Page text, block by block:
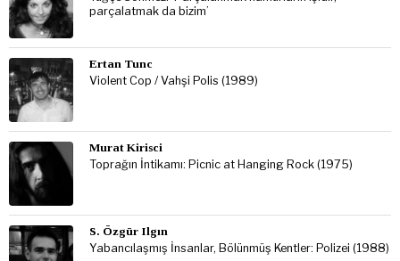
parçalatmak da bizim’
Ertan Tunc
Violent Cop / Vahşi Polis (1989)
Murat Kirisci
Toprağın İntikamı: Picnic at Hanging Rock (1975)
S. Özgür Ilgın
Yabancılaşmış İnsanlar, Bölünmüş Kentler: Polizei (1988)